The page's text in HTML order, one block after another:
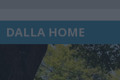
DALLA HOME